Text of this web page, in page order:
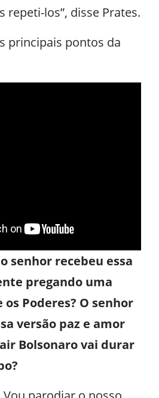
repeti-los”, disse Prates.
principais pontos da
senhor recebeu essa
pregando uma
Poderes? O senhor
versão paz e amor
Bolsonaro vai durar